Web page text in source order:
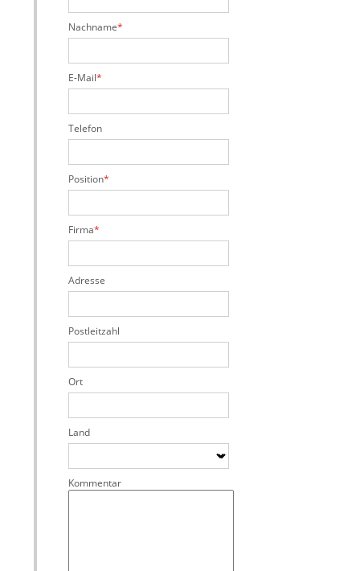
Nachname
E-Mail
Telefon
Position
Firma
Adresse
Postleitzahl
Ort
Land
Kommentar